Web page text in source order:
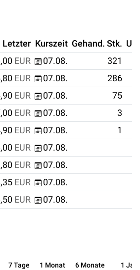
Letzter Kurszeit Gehand. Stk.
EUR 07.08. 321
EUR 07.08. 286
EUR 07.08. 75
EUR 07.08.
3
EUR 07.08.
1
EUR
07.08.
EUR
07.08.
EUR
07.08.
EUR 07.08.
7 Tage 1 Monat 6 Monate 1 Jahr